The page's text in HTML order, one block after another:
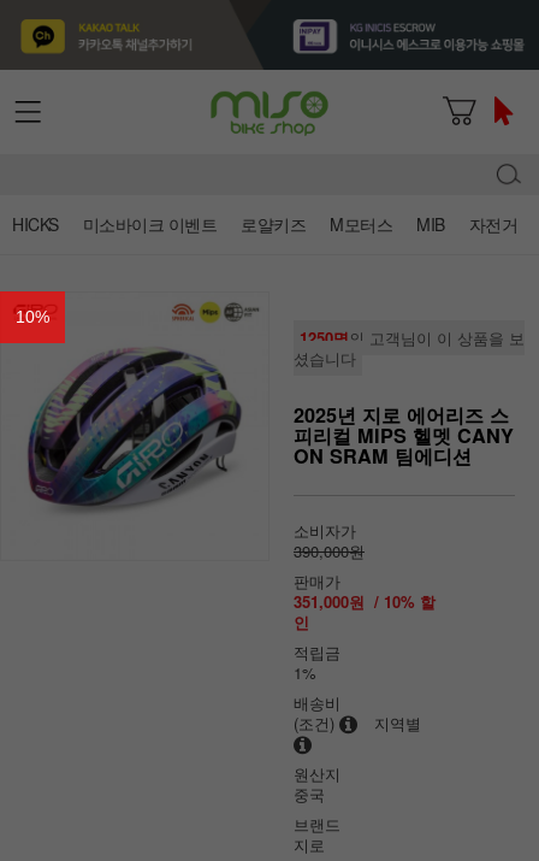
HICKS 미소바이크 이벤트 로얄키즈 M모터스 MIB 자전거
10%
1250명의 고객님이 이 상품을 보
셨습니다
2025년 지로 에어리즈 스
피리컬 MIPS 헬멧 CANY
ON SRAM 팀에디션
소비자가
390,000원
판매가
351,000원 / 10% 할
인
적립금
1%
배송비
(조건)
지역별
원산지
중국
브랜드
지로